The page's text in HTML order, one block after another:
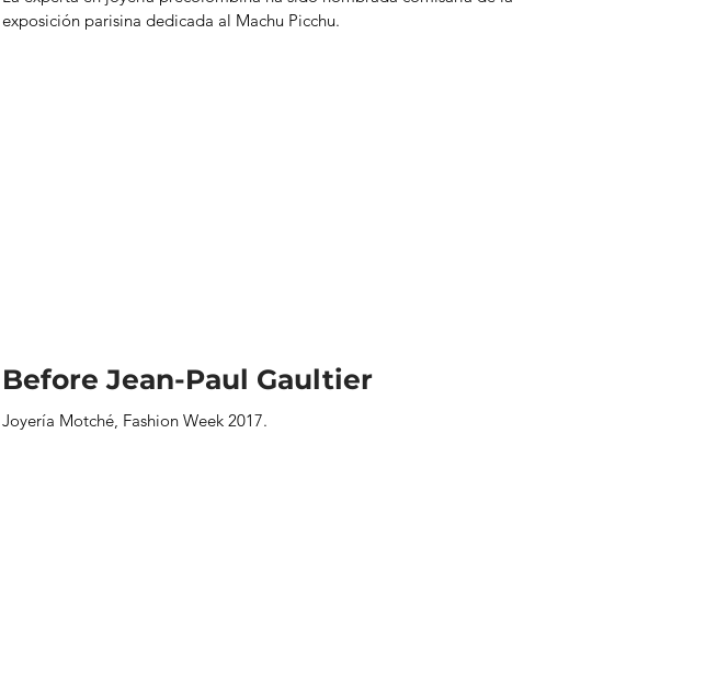
exposición parisina dedicada al Machu Picchu.
Before Jean-Paul Gaultier
Joyería Motché, Fashion Week 2017.